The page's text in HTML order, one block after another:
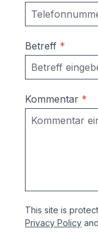
Betreff *
Kommentar *
This site is
Privacy Policy and